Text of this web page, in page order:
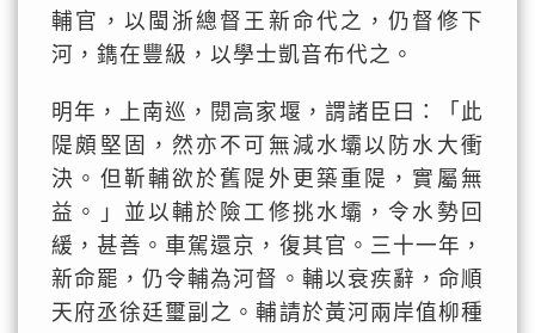
輔官，以閩浙總督王新命代之，仍督修下
河，鐫在豐級，以學士凱音布代之。
明年，上南巡，閱高家堰，謂諸臣曰：「此
隄頗堅固，然亦不可無減水壩以防水大衝
決。但靳輔欲於舊隄外更築重隄，實屬無
益。」並以輔於險工修挑水壩，令水勢回
緩，甚善。車駕還京，復其官。三十一年，
新命罷，仍令輔為河督。輔以衰疾辭，命順
天府丞徐廷璽副之。輔請於黃河兩岸值柳種